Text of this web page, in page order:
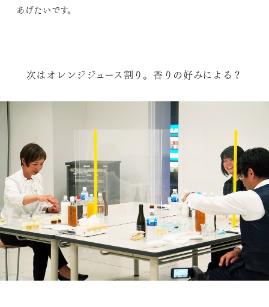
あげたいです。
次はオレンジジュース割り。香りの好みによる？